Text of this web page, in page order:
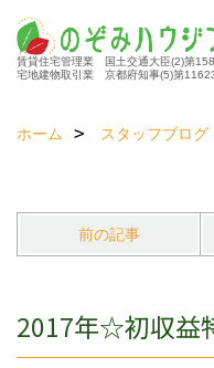
賃貸住宅管理業 国土交通大臣(2)第
宅地建物取引業 京都府知事(5)第
ホーム スタッフブログ
前の記事
2017年☆初収益